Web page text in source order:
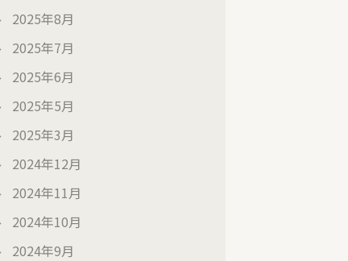
2025年8月
2025年7月
2025年6月
2025年5月
2025年3月
2024年12月
2024年11月
2024年10月
2024年9月